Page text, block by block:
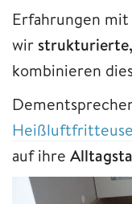
Erfahrungen
wir
kombinieren
auf ihre